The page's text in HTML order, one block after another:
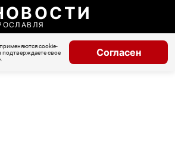
cookie-
подтверждаете свое
Согласен